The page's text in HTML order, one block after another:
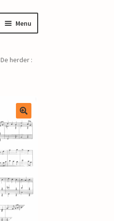
Menu
uitvouwen
De herder :